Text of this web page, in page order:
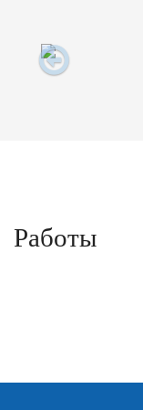
Работы